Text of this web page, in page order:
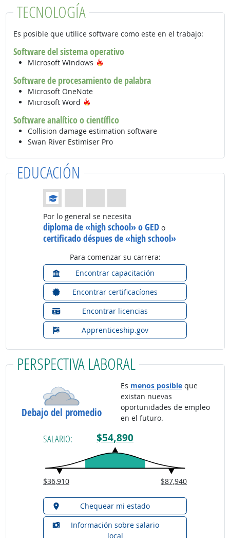
TECNOLOGÍA
Es posible que utilice software como este en el trabajo:
Software del sistema operativo
Microsoft Windows
Software de procesamiento de palabra
Microsoft OneNote
Microsoft Word
Software analítico o científico
Collision damage estimation software
Swan River Estimiser Pro
EDUCACIÓN
Educación: (Calificación 1 de 4)
Por lo general se necesita
diploma de «high school» o GED o
certificado déspues de «high school»
Para comenzar su carrera:
Encontrar capacitación
Encontrar certificacíones
Encontrar licencias
Apprenticeship.gov
PERSPECTIVA LABORAL
Debajo del promedio
Es menos posibleque
existan nuevas
oportunidades de empleo
en el futuro.
SALARIO: $54,890
$36,910 $87,940
Chequear mi estado
Información sobre salario
local